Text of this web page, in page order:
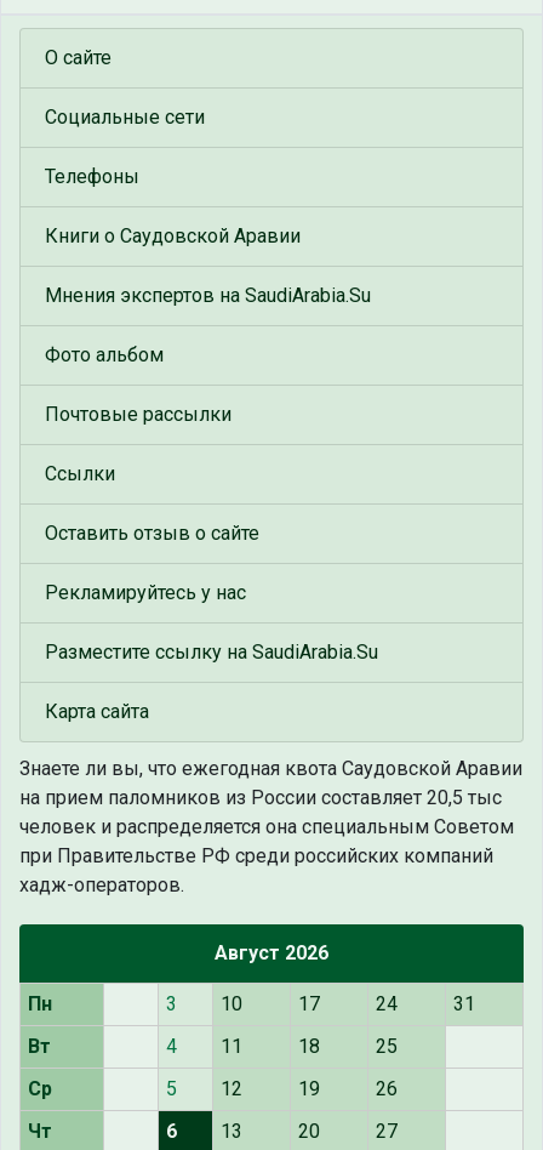
О сайте
Социальные сети
Телефоны
Книги о Саудовской Аравии
Мнения экспертов на SaudiArabia.Su
Фото альбом
Почтовые рассылки
Ссылки
Оставить отзыв о сайте
Рекламируйтесь у нас
Разместите ссылку на SaudiArabia.Su
Карта сайта
Знаете ли вы, что ежегодная квота Саудовской Аравии
на прием паломников из России составляет 20,5 тыс
человек и распределяется она специальным Советом
при Правительстве РФ среди российских компаний
хадж-операторов.
Август 2026
Пн 3 10 17 24
31
Вт
4 11 18
25
Ср
5 12 19
26
Чт
6 13 20 27